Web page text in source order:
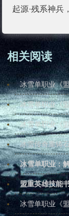
起源·残系神兵
相关阅读
冰雪单职业《
冰雪单职业《
冰雪单职业《
冰雪传奇重铸
冰雪单职业：
盟重英雄技能
冰雪单职业《